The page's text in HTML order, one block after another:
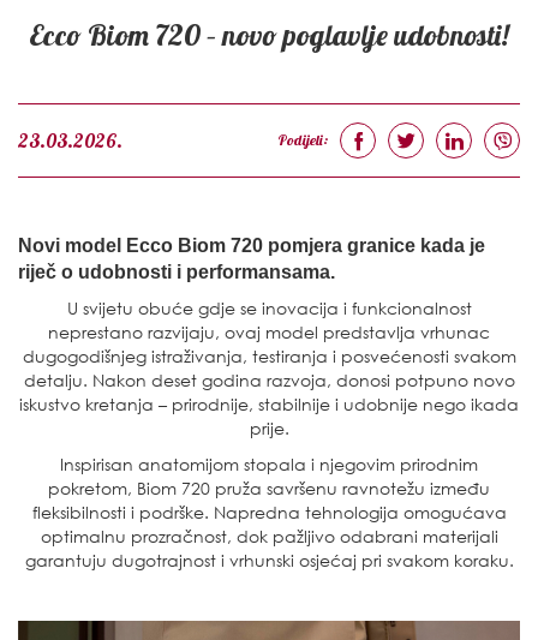
Ecco Biom 720 – novo poglavlje udobnosti!
23.03.2026. Podijeli:
Novi model Ecco Biom 720 pomjera granice kada je
riječ o udobnosti i performansama.
U svijetu obuće gdje se inovacija i funkcionalnost
neprestano razvijaju, ovaj model predstavlja vrhunac
dugogodišnjeg istraživanja, testiranja i posvećenosti svakom
detalju. Nakon deset godina razvoja, donosi potpuno novo
iskustvo kretanja – prirodnije, stabilnije i udobnije nego ikada
prije.
Inspirisan anatomijom stopala i njegovim prirodnim
pokretom, Biom 720 pruža savršenu ravnotežu između
fleksibilnosti i podrške. Napredna tehnologija omogućava
optimalnu prozračnost, dok pažljivo odabrani materijali
garantuju dugotrajnost i vrhunski osjećaj pri svakom koraku.